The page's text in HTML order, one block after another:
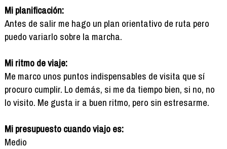
Mi planificación:
Antes de salir me hago un plan orientativo de ruta pero
puedo variarlo sobre la marcha.
Mi ritmo de viaje:
Me marco unos puntos indispensables de visita que sí
procuro cumplir. Lo demás, si me da tiempo bien, si no, no
lo visito. Me gusta ir a buen ritmo, pero sin estresarme.
Mi presupuesto cuando viajo es:
Medio